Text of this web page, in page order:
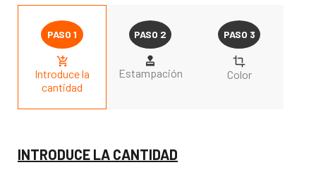
Introduce la
cantidad
Estampación Color
INTRODUCE LA CANTIDAD